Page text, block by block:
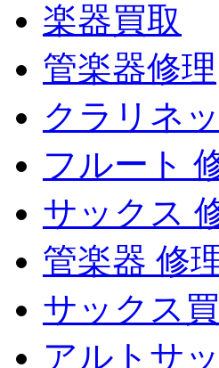
楽器買取
管楽器修理
クラリネ
フルート
サックス
管楽器 修
サックス
アルトサ